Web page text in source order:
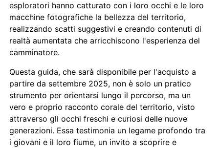
esploratori hanno catturato con i loro occhi e le loro
macchine fotografiche la bellezza del territorio,
realizzando scatti suggestivi e creando contenuti di
realtà aumentata che arricchiscono l'esperienza del
camminatore.
Questa guida, che sarà disponibile per l'acquisto a
partire da settembre 2025, non è solo un pratico
strumento per orientarsi lungo il percorso, ma un
vero e proprio racconto corale del territorio, visto
attraverso gli occhi freschi e curiosi delle nuove
generazioni. Essa testimonia un legame profondo tra
i giovani e il loro fiume, un invito a scoprire e